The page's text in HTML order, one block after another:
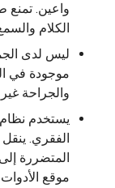
واعين. تمنع
الكلام
ليس لدى
موجودة في
والجراحة
الفقري. ينقل
المتضررة
موقع